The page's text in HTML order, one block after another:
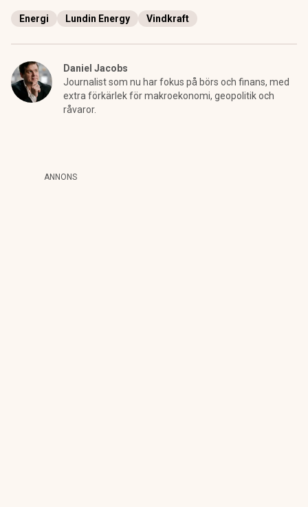
Energi Lundin Energy Vindkraft
Daniel Jacobs
Journalist som nu har fokus på börs och finans, med
extra förkärlek för makroekonomi, geopolitik och
råvaror.
ANNONS